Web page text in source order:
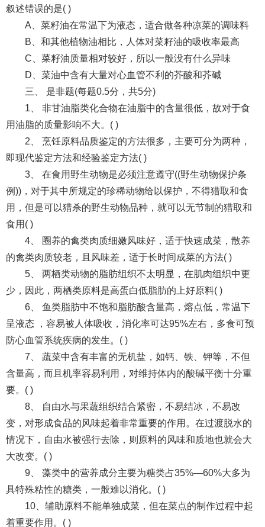
叙述错误的是( )
A、菜籽油在常温下为液态，适合做各种凉菜的调味料
B、和其他植物油相比，人体对菜籽油的吸收率最高
C、菜籽油质量相对较好，所以一般没有什么异味
D、菜油中含有大量对心血管不利的芥酸和芥碱
三、 是非题(每题0.5分，共5分)
1、 非甘油脂类化合物在油脂中的含量很低，故对于食
用油脂的质量影响不大。( )
2、 烹饪原料品质鉴定的方法很多，主要可分为两种，
即现代鉴定方法和经验鉴定方法( )
3、 在食用野生动物是必须注意遵守((野生动物保护条
例))，对于其中所规定的珍稀动物给以保护，不得猎取和食
用，但是可以猎杀的野生动物品种，就可以无节制的猎取和
食用( )
4、 圈养的禽类肉质细嫩风味好，适于快速成菜，散养
的禽类肉质较老，且风味差，适于长时间成菜的方法( )
5、 两栖类动物的脂肪组织不太明显，在肌肉组织中更
少，因此，两栖类原料是高蛋白低脂肪的上好原料( )
6、 鱼类脂肪中不饱和脂肪酸含量高，熔点低，常温下
呈液态 ，容易被人体吸收，消化率可达95%左右，多食可预
防心血管系统疾病的发生。( )
7、 蔬菜中含有丰富的无机盐，如钙、铁、钾等，不但
含量高，而且机率容易利用，对维持体内的酸碱平衡十分重
要。( )
8、 自由水与果蔬组织结合紧密，不易结冰，不易改
变，对形成食品的风味起着非常重要的作用。在过渡脱水的
情况下，自由水被强行去除，则原料的风味和质地也就会大
大改变。( )
9、 藻类中的营养成分主要为糖类占35%—60%大多为
具特殊粘性的糖类，一般难以消化。( )
10、辅助原料不能单独成菜，但在菜点的制作过程中起
着重要作用。( )